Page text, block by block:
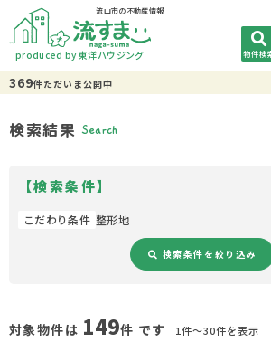
流山市の不動産情報
produced by 東洋ハウジング 物件検
369件ただいま公開中
検索結果 Search
【検索条件】
こだわり条件 整形地
検索条件を絞り込み
対象物件は 149件 です 1件〜30件を表示